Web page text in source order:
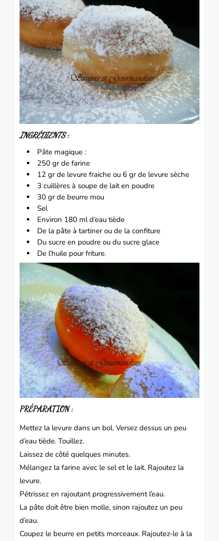
INGRÉDIENTS:
Pâte magique :
250 gr de farine
12 gr de levure fraiche ou 6 gr de levure sèche
3 cuillères à soupe de lait en poudre
30 gr de beurre mou
Sel
Environ 180 ml d’eau tiède
De la pâte à tartiner ou de la confiture
Du sucre en poudre ou du sucre glace
De l’huile pour friture.
PRÉPARATION :
Mettez la levure dans un bol. Versez dessus un peu
d’eau tiède. Touillez.
Laissez de côté quelques minutes.
Mélangez la farine avec le sel et le lait. Rajoutez la
levure.
Pétrissez en rajoutant progressivement l’eau.
La pâte doit être bien molle, sinon rajoutez un peu
d’eau.
Coupez le beurre en petits morceaux. Rajoutez-le à la